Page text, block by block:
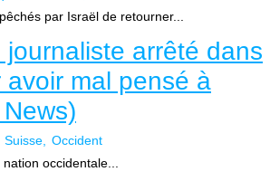
par Israël de retourner...
arrêté dans
mal pensé à
Suisse
Occident
occidentale...